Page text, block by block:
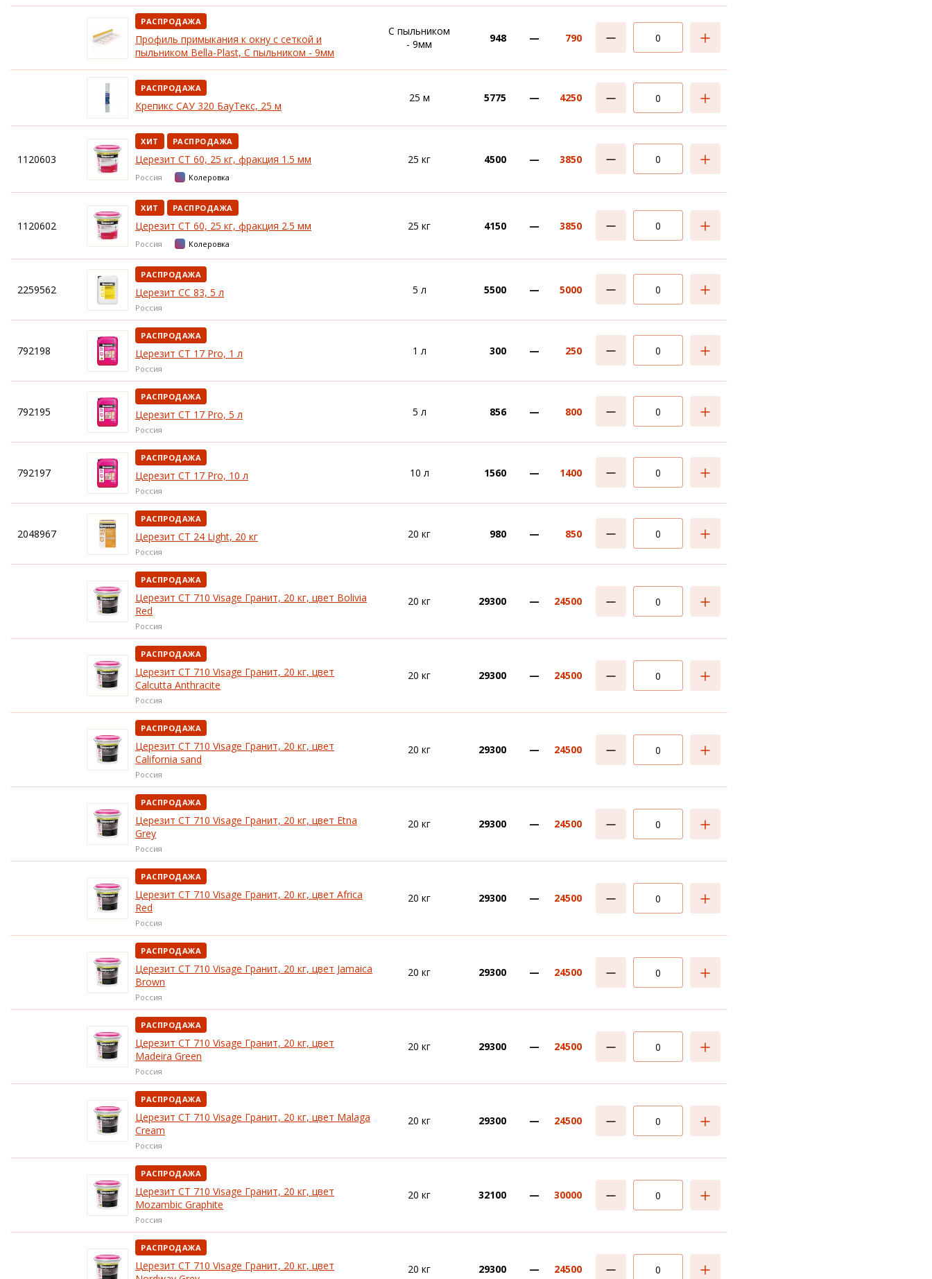
РАСПРОДАЖА
Профиль примыкания к окну с сеткой и
пыльником Bella-Plast, С пыльником - 9мм
С пыльником
- 9мм
948 — 790
РАСПРОДАЖА
Крепикс САУ 320 БауТекс, 25 м
25 м 5775 — 4250
1120603
ХИТ РАСПРОДАЖА
Церезит CT 60, 25 кг, фракция 1.5 мм
Россия Колеровка
25 кг 4500 — 3850
1120602
ХИТ РАСПРОДАЖА
Церезит CT 60, 25 кг, фракция 2.5 мм
Россия Колеровка
25 кг 4150 — 3850
2259562
РАСПРОДАЖА
Церезит CC 83, 5 л
Россия
5 л 5500 — 5000
792198
РАСПРОДАЖА
Церезит CT 17 Pro, 1 л
Россия
1 л 300 — 250
792195
РАСПРОДАЖА
Церезит CT 17 Pro, 5 л
Россия
5 л 856 — 800
792197
РАСПРОДАЖА
Церезит CT 17 Pro, 10 л
Россия
10 л 1560 — 1400
2048967
РАСПРОДАЖА
Церезит CT 24 Light, 20 кг
Россия
20 кг 980 — 850
РАСПРОДАЖА
Церезит CT 710 Visage Гранит, 20 кг, цвет Bolivia
Red
Россия
20 кг 29300 — 24500
РАСПРОДАЖА
Церезит CT 710 Visage Гранит, 20 кг, цвет
Calcutta Anthracite
Россия
20 кг 29300 — 24500
РАСПРОДАЖА
Церезит CT 710 Visage Гранит, 20 кг, цвет
California sand
Россия
20 кг 29300 — 24500
РАСПРОДАЖА
Церезит CT 710 Visage Гранит, 20 кг, цвет Etna
Grey
Россия
20 кг 29300 — 24500
РАСПРОДАЖА
Церезит CT 710 Visage Гранит, 20 кг, цвет Africa
Red
Россия
20 кг 29300 — 24500
РАСПРОДАЖА
Церезит CT 710 Visage Гранит, 20 кг, цвет Jamaica
Brown
Россия
20 кг 29300 — 24500
РАСПРОДАЖА
Церезит CT 710 Visage Гранит, 20 кг, цвет
Madeira Green
Россия
20 кг 29300 — 24500
РАСПРОДАЖА
Церезит CT 710 Visage Гранит, 20 кг, цвет Malaga
Cream
Россия
20 кг 29300 — 24500
РАСПРОДАЖА
Церезит CT 710 Visage Гранит, 20 кг, цвет
Mozambic Graphite
Россия
20 кг 32100 — 30000
РАСПРОДАЖА
Церезит CT 710 Visage Гранит, 20 кг, цвет
20 кг 29300 — 24500